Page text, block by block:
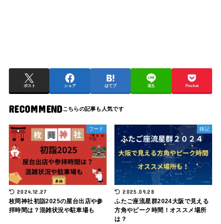
ポスト シェア はてブ 送る Pocket
RECOMMEND
フード
2024.12.27
枚岡神社初詣2025の屋台出店や参
拝時間は？混雑状況や駐車場も
雑記
2025.09.28
ふたご座流星群2024大阪で見える
方角やピーク時間！オススメ場所
は？